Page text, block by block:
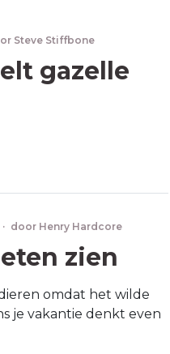
Steve Stiffbone
gazelle
· door Henry Hardcore
zien
omdat het wilde
je vakantie denkt even